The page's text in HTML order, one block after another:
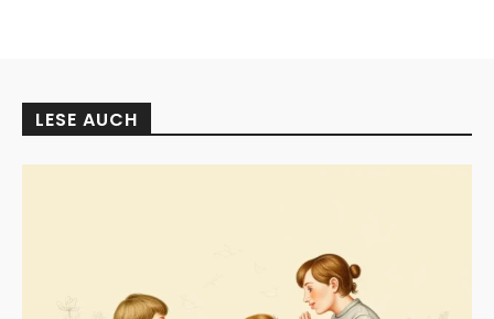
LESE AUCH